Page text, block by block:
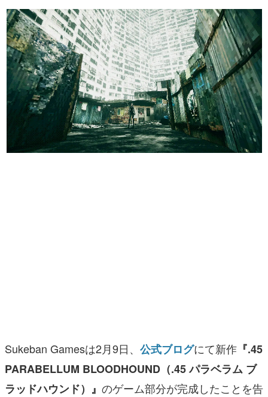
ゲームに多大な影響を受けた作家さんに取材し、ゲームが
日本のコンテンツ産業やカルチャーに与えた影響を探る企
画です。
日本モバイルゲーム産業史
日本のモバイルゲーム史における主要なトピック・タイト
ルを網羅するほか、開発者へのインタビューや識者による
解説を掲載。約20年の歴史が一望できる決定版！
若ゲのいたり〜ゲームクリエイターの青春〜
『うつヌケ』『ペンと箸』等で知られるマンガ家・田中圭
一先生によるゲーム業界レポートマンガです。
なんでゲームは面白い？
アプリレビュー
その他
Sukeban Gamesは2月9日、 公式ブログにて新作 『.45
PARABELLUM BLOODHOUND（.45 パラベラム ブ
ラッドハウンド）』 のゲーム部分が完成したことを告